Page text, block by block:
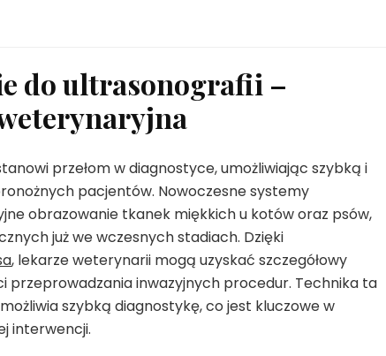
do ultrasonografii –
przełom w diagnostyce, umożliwiając szybką i
pacjentów. Nowoczesne systemy
obrazowanie tkanek miękkich u kotów oraz psów,
już we wczesnych stadiach. Dzięki
, lekarze weterynarii mogą uzyskać szczegółowy
inwazyjnych procedur. Technika ta
szybką diagnostykę, co jest kluczowe w
interwencji.